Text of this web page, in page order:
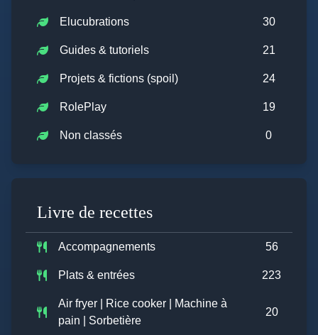
Elucubrations 30
Guides & tutoriels 21
Projets & fictions (spoil) 24
RolePlay 19
Non classés 0
Livre de recettes
Accompagnements 56
Plats & entrées 223
Air fryer | Rice cooker | Machine à
pain | Sorbetière
20